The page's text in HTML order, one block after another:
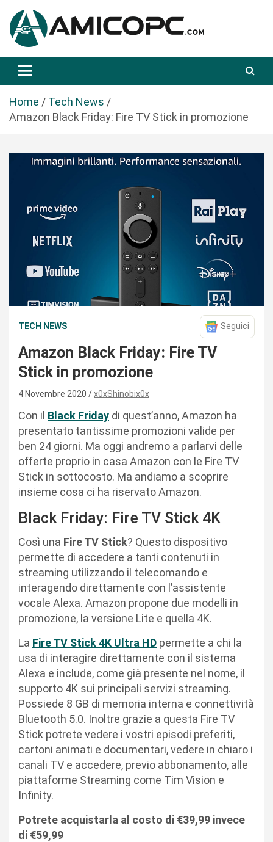
a
Amicopc.com
Home
Tech News
Amazon Black Friday: Fire TV Stick in promozione
TECH NEWS Seguici
Amazon Black Friday: Fire TV
Stick in promozione
4 Novembre 2020 x0xShinobix0x
Con il Black Friday di quest’anno, Amazon ha
presentato tantissime promozioni valide per
ben 24 giorni. Ma oggi andremo a parlarvi delle
offerte proprio in casa Amazon con le Fire TV
Stick in sottocosto. Ma andiamo a scoprire
insieme cosa ci ha riservato Amazon.
Black Friday: Fire TV Stick 4K
Così una Fire TV Stick? Questo dispositivo
permette di accedere a tanti contenuti in
streaming utilizzando il telecomando e
interagendo direttamente con l’assistente
vocale Alexa. Amazon propone due modelli in
promozione, la versione Lite e quella 4K.
La Fire TV Stick 4K Ultra HD permette a chi la
usa di interagire direttamente con il sistema
Alexa e include, come già presente nel nome, il
supporto 4K sui principali servizi streaming.
Possiede 8 GB di memoria interna e connettività
Bluetooth 5.0. Inoltre grazie a questa Fire TV
Stick potrete vedere i vostri episodi preferiti,
cartoni animati e documentari, vedere in chiaro i
canali TV e accedere, previo abbonamento, alle
piattaforme Streaming come Tim Vision e
Infinity.
Potrete acquistarla al costo di €39,99 invece
di €59,99